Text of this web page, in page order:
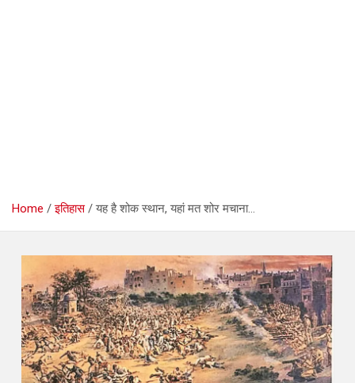
Home इतिहास यह है शोक स्थान, यहां मत शोर मचाना…